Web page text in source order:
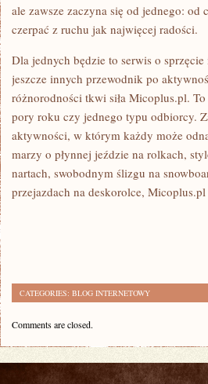
ale zawsze zaczyna się od jednego:
czerpać z ruchu jak najwięcej radości.
Dla jednych będzie to serwis o
jeszcze innych przewodnik po
różnorodności tkwi siła Micoplus.pl.
pory roku czy jednego typu odbiorcy.
aktywności, w którym każdy może
marzy o płynnej jeździe na rolkach,
nartach, swobodnym ślizgu na
przejazdach na deskorolce,
CATEGORIES: BLOG INTERNETOWY
Comments are closed.